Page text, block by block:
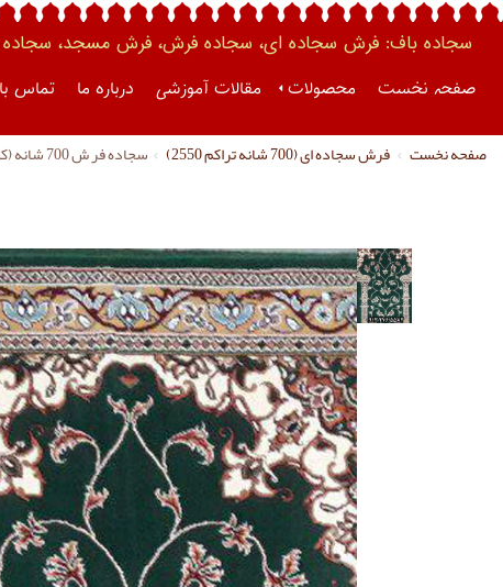
سجاده باف: فرش سجاده ای، سجاده فرش، فرش مسجد، سجاده
صفحه نخست محصولات مقالات آموزشی درباره ما تماس
صفحه نخست فرش سجاده ای (700 شانه تراکم 2550) سجاده فر ش 700 شانه (کد 1038)